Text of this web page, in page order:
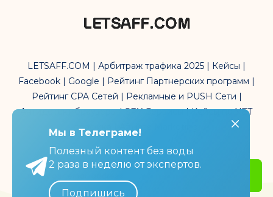
LETSAFF.COM | Арбитраж трафика 2025 | Кейсы |
Facebook | Google | Рейтинг Партнерских программ |
Рейтинг CPA Сетей | Рекламные и PUSH Сети |
Антидетект браузеры | SPY Сервисы | Кейсы по УБТ
трафика | Affiliate Marketing
Мы в Телеграме!
Полезный контент без воды
2 раза в неделю от экспертов.
Подпишись
Мы в Телеграме!
Полезный контент без воды
2 раза в неделю от экспертов.
Подпишись